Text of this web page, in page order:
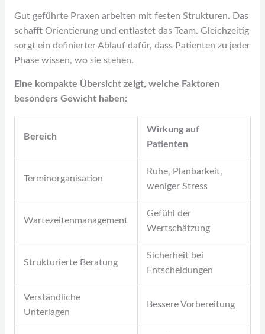
Gut geführte Praxen arbeiten mit festen Strukturen. Das
schafft Orientierung und entlastet das Team. Gleichzeitig
sorgt ein definierter Ablauf dafür, dass Patienten zu jeder
Phase wissen, wo sie stehen.
Eine kompakte Übersicht zeigt, welche Faktoren
besonders Gewicht haben:
Bereich
Wirkung auf
Patienten
Terminorganisation
Ruhe, Planbarkeit,
weniger Stress
Wartezeitenmanagement
Gefühl der
Wertschätzung
Strukturierte Beratung
Sicherheit bei
Entscheidungen
Verständliche
Unterlagen
Bessere Vorbereitung